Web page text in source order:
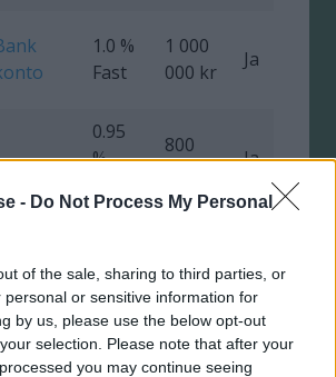
- Do Not Process My Personal
of the sale, sharing to third parties, or
personal or sensitive information for
by us, please use the below opt-out
selection. Please note that after your
you may continue seeing
1.0 %
Fast
1 000
000 kr
Ja
0.95
%
800
Ja
Rörlig
000 kr
0.8 %
Rörlig
Obegr. Ja